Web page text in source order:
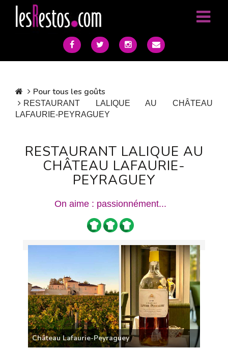
Pour tous les goûts
RESTAURANT LALIQUE AU CHÂTEAU
LAFAURIE-PEYRAGUEY
RESTAURANT LALIQUE AU
CHÂTEAU LAFAURIE-
PEYRAGUEY
On aime : passionnément...
Le Chef Jérôme Schilling